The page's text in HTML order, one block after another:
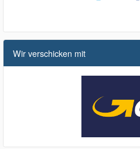
Wir verschicken mit